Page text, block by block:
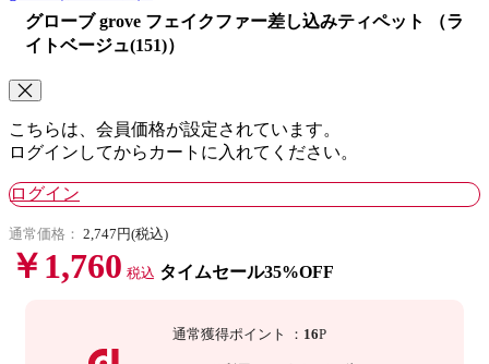
グローブ grove フェイクファー差し込みティペット （ラ
イトベージュ(151)）
こちらは、会員価格が設定されています。
ログインしてからカートに入れてください。
ログイン
通常価格： 2,747円(税込)
￥1,760 税込 タイムセール35%OFF
通常獲得ポイント ： 16P